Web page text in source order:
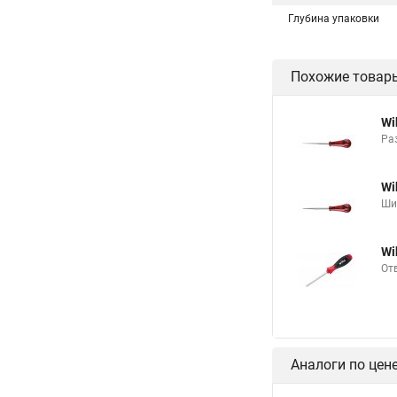
Глубина упаковки
Похожие
Аналоги по